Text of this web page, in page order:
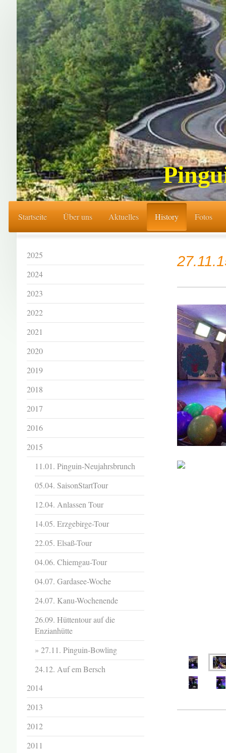
Startseite Über uns Aktuelles History Fotos
2025
2024
2023
2022
2021
2020
2019
2018
2017
2016
2015
11.01. Pinguin-Neujahrsbrunch
05.04. SaisonStartTour
12.04. Anlassen Tour
14.05. Erzgebirge-Tour
22.05. Elsaß-Tour
04.06. Chiemgau-Tour
04.07. Gardasee-Woche
24.07. Kanu-Wochenende
26.09. Hüttentour auf die
Enzianhütte
27.11. Pinguin-Bowling
24.12. Auf em Bersch
2014
2013
2012
2011